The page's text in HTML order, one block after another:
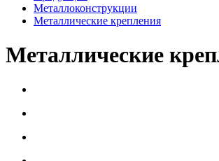
Металлоконструкции
Металлические крепления
Металлические